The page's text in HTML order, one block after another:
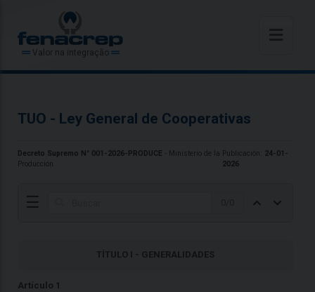
Valor na integração
TUO - Ley General de Cooperativas
Decreto Supremo N° 001-2026-PRODUCE
- Ministerio de la
Producción
Publicación: 24-01-
2026
☰
TÍTULO I - GENERALIDADES
Artículo 1